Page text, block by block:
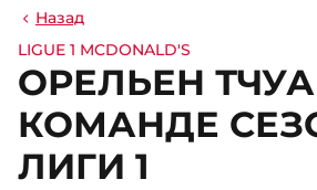
Назад
LIGUE 1 MCDONALD'S
ОРЕЛЬЕН
КОМАНДЕ
ЛИГИ 1